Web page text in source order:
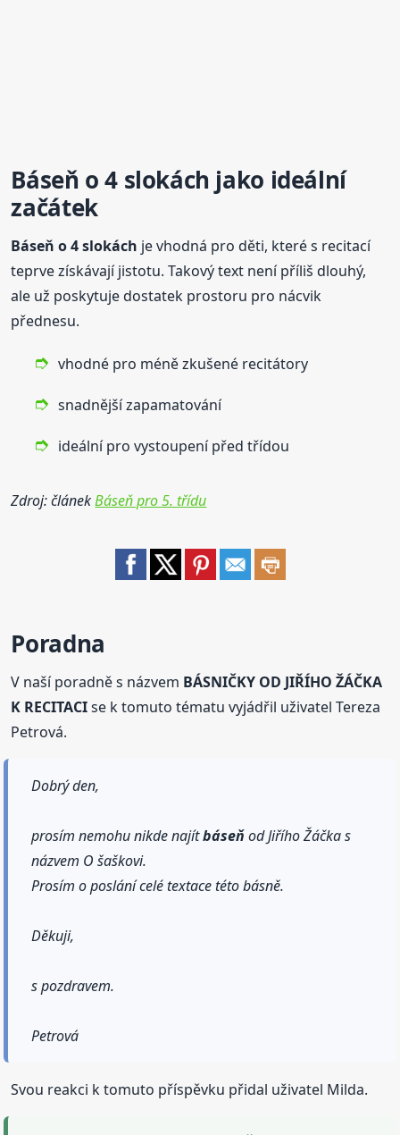
Báseň o 4 slokách jako ideální
začátek
Báseň o 4slokách je vhodná pro děti, které s recitací
teprve získávají jistotu. Takový text není příliš dlouhý,
ale už poskytuje dostatek prostoru pro nácvik
přednesu.
vhodné pro méně zkušené recitátory
snadnější zapamatování
ideální pro vystoupení před třídou
Zdroj: článekBáseň pro 5. třídu
Poradna
V naší poradně s názvem BÁSNIČKY OD JIŘÍHO ŽÁČKA
K RECITACIse k tomuto tématu vyjádřil uživatel Tereza
Petrová.
Dobrý den,
prosím nemohu nikde najítbáseňod Jiřího Žáčka s
názvem O šaškovi.
Prosím o poslání celé textace této básně.
Děkuji,
s pozdravem.
Petrová
Svou reakci k tomuto příspěvku přidal uživatel Milda.